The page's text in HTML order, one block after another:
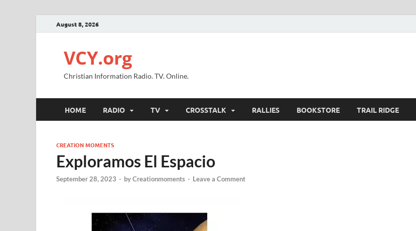
August 8, 2026
VCY.org
Christian Information Radio. TV. Online.
HOME RADIO TV CROSSTALK RALLIES BOOKSTORE TRAIL RIDGE
CREATION MOMENTS
Exploramos El Espacio
September 28, 2023 - byCreationmoments - Leave a Comment